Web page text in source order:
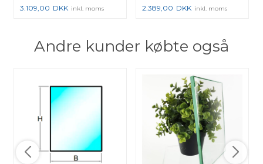
3.109,00 DKK inkl. moms 2.389,00 DKK inkl. moms
Andre kunder købte også